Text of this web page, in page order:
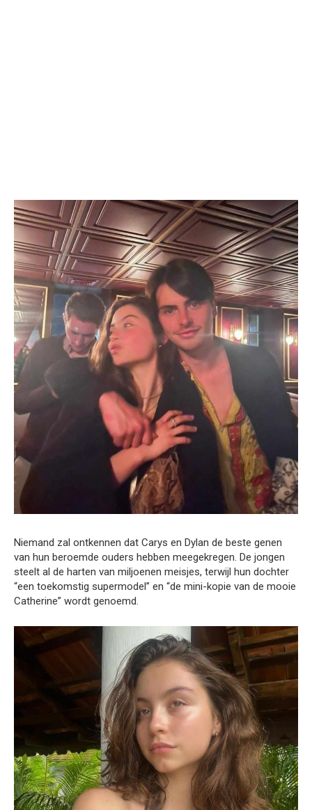
Niemand zal ontkennen dat Carys en Dylan de beste genen
van hun beroemde ouders hebben meegekregen. De jongen
steelt al de harten van miljoenen meisjes, terwijl hun dochter
“een toekomstig supermodel” en “de mini-kopie van de mooie
Catherine” wordt genoemd.